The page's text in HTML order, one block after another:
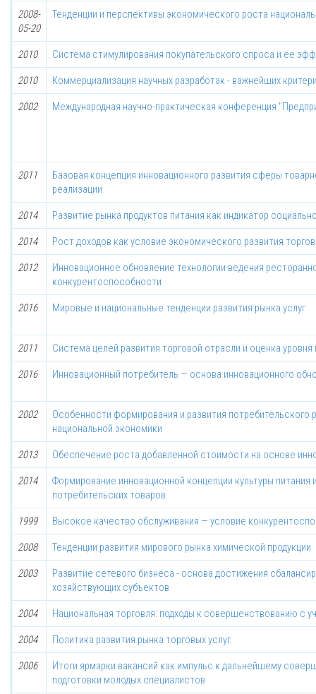
2008-
05-20
Тенденции и перспективы экономического роста
2010 Система стимулирования покупательского спроса и ее
2010 Коммерциализация научных разработак - важнейших
2002 Международная научно-практическая конференция
2011
Базовая концепция инновационного развития сферы
реализации
2014 Развитие рынка продуктов питания как индикатор
2014 Рост доходов как условие экономического развития
2012
Инновационное обновление технологии ведения
конкурентоспособности
2016 Мировые и национальные тенденции развития рынка услуг
2011 Система целей развития торговой отрасли и оценка
2016 Инновационный потребитель — основа инновационного
2002
Особенности формирования и развития потребительского
национальной экономики
2013 Обеспечение роста добавленной стоимости на основе
2014
Формирование инновационной концепции культуры
потребительских товаров
1999 Высокое качество обслуживания — условие
2008 Тенденции развития мирового рынка химической продукции
2003
Развитие сетевого бизнеса - основа достижения
хозяйствующих субъектов
2004 Национальная торговля: подходы к совершенствованию с
2004 Политика развития рынка торговых услуг
2006
Итоги ярмарки вакансий как импульс к дальнейшему
подготовки молодых специалистов